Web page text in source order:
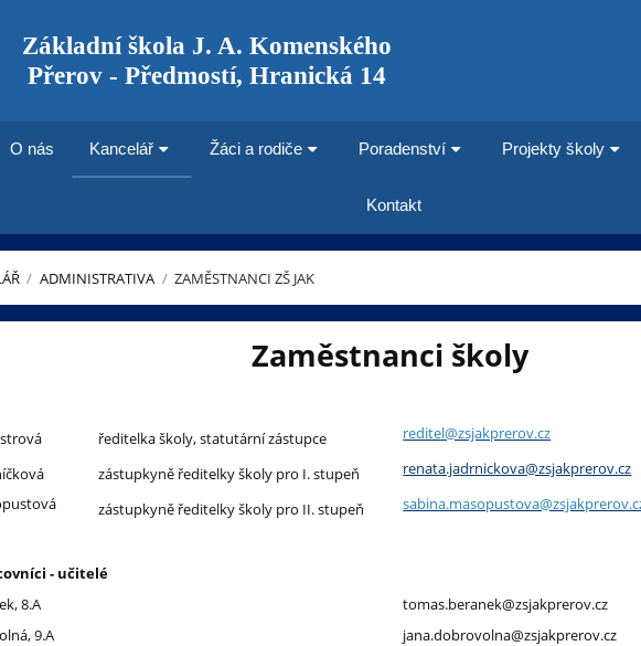
Základní škola J. A. Komenského
Přerov - Předmostí, Hranická 14
O nás Kancelář Žáci a rodiče Poradenství Projekty školy
Kontakt
/ ADMINISTRATIVA / ZAMĚSTNANCI ZŠ JAK
Zaměstnanci školy
ředitelka školy, statutární zástupce reditel@zsjakprerov.cz
zástupkyně ředitelky školy pro I. stupeň
renata.jadrnickova@zsjakprerov.cz
zástupkyně ředitelky školy pro II. stupeň
- učitelé
8.A
tomas.beranek@zsjakprerov.cz
9.A
jana.dobrovolna@zsjakprerov.cz